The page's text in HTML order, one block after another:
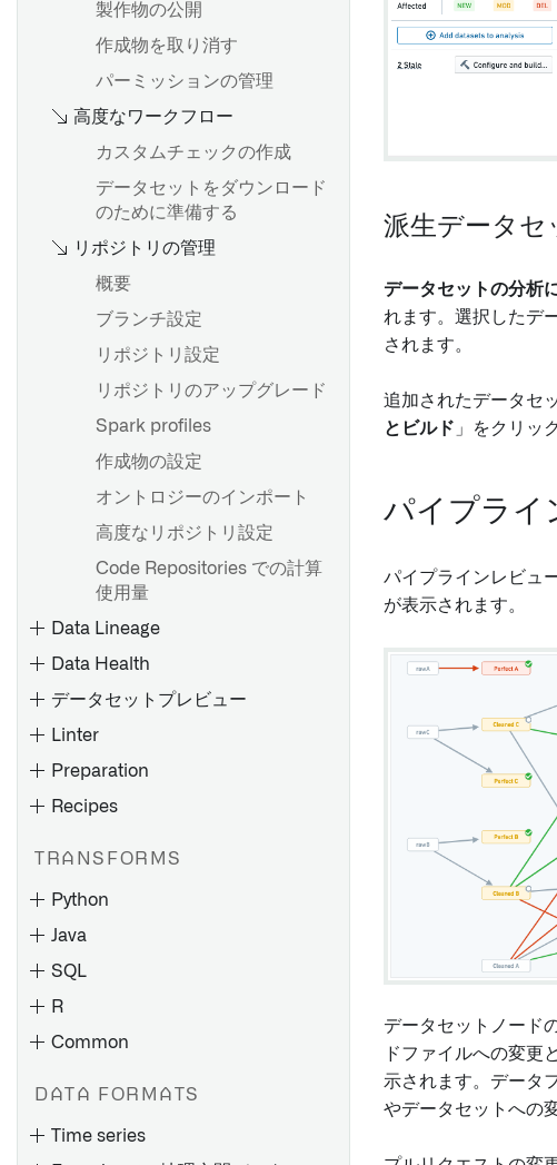
カスタム認証とロール管理の
設定
BEx クエリ
Extractors
関数
トランザクションコードとレ
ポートの抽出
SAPからHANAビューを取り
しとOAuth 2.0
定
トリガータイプのリファレン
ス
トラブルシューティングリフ
ァレンス
マーケットプレイス商品にス
ケジュールを追加 [ベータ]
推奨されるプロジェクトとチ
ームの構造
開発のベストプラクティス
セス
スケジューリングのベストプ
ラクティス
プロダクションパイプライン
の構築
CSVまたはJSONファイルのス
オントロジー出力を追加する
ジオテンポラルシリーズ出力
の追加
パイプラインのプレビュー
パイプラインのデリバリー
出力からマーキングを削除
ブレーキングチェンジ
パイプライン管理
入力サンプリング戦略を追加
する
パラメーター
ビルド設定
カスタム関数の作成
ノードの表示と非表示
Pipeline Builder におけるフ
ォルダー
カラーグループ
Checkpoints
ジョブグループ
パイプラインコードのエクス
変更案を提案する
変更を承認する
概要
製作物の公開
作成物を取り消す
パーミッションの管理
高度なワークフロー
カスタムチェックの作成
データセットをダウンロード
のために準備する
リポジトリの管理
概要
ブランチ設定
リポジトリ設定
リポジトリのアップグレード
Spark profiles
作成物の設定
オントロジーのインポート
高度なリポジトリ設定
Code Repositories での計算
使用量
Data Lineage
データフローを探索する
ィティを探索する
グラフの保存と共有
プレビューとロジック
Data Health
チェックの種類
解
データセットプレビュー
Linter
Preparation
Recipes
TRANSFORMS
Python
ベルバージョン管理
``meta.yaml``
Java
イン
例
SQL
R
Common
DATA FORMATS
Time series
派生データセ
データセットの分析
れます。選択したデ
されます。
追加されたデータセ
とビルド 」をクリッ
パイプライ
パイプラインレビュ
が表示されます。
データセットノード
ドファイルへの変更
示されます。データ
やデータセットへの